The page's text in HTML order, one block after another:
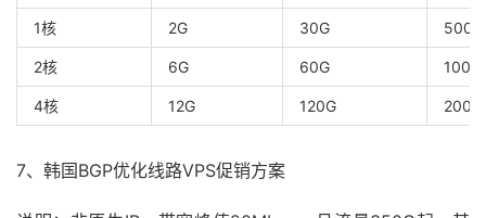
1核 2G 30G 500G
2核 6G 60G
4核 12G 120G
7、韩国BGP优化线路VPS促销方案